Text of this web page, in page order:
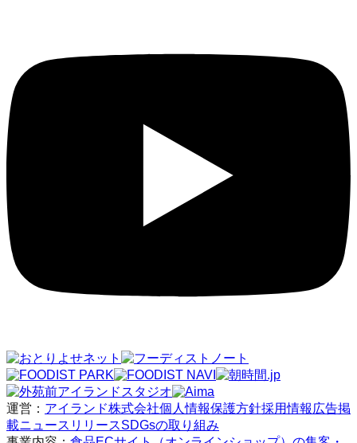
運営： アイランド株式会社個人情報保護方針採用情報広告掲
載ニュースリリースSDGsの取り組み